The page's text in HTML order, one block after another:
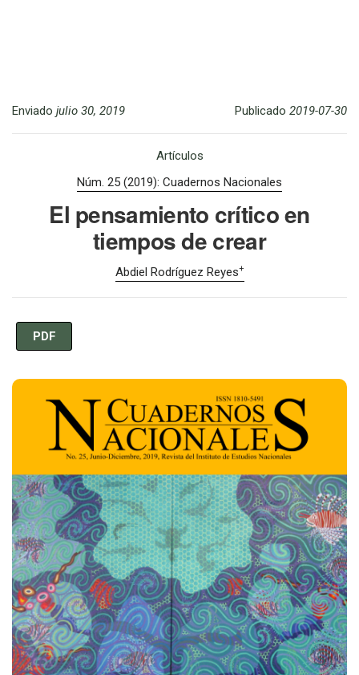
Enviado julio 30, 2019 Publicado 2019-07-30
Artículos
Núm. 25 (2019): Cuadernos Nacionales
El pensamiento crítico en
tiempos de crear
Abdiel Rodríguez Reyes+
PDF
Imagen de portada